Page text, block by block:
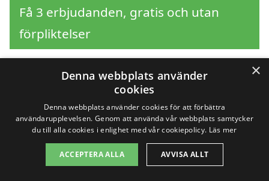
Få 3 erbjudanden, gratis och utan
förpliktelser
Sök efter en
professionell för
markarbete i andra
×
Denna webbplats använder
cookies
Denna webbplats använder cookies för att förbättra
användarupplevelsen. Genom att använda vår webbplats samtycker
du till alla cookies i enlighet med vår cookiepolicy. Läs mer
ACCEPTERA ALLA AVVISA ALLT